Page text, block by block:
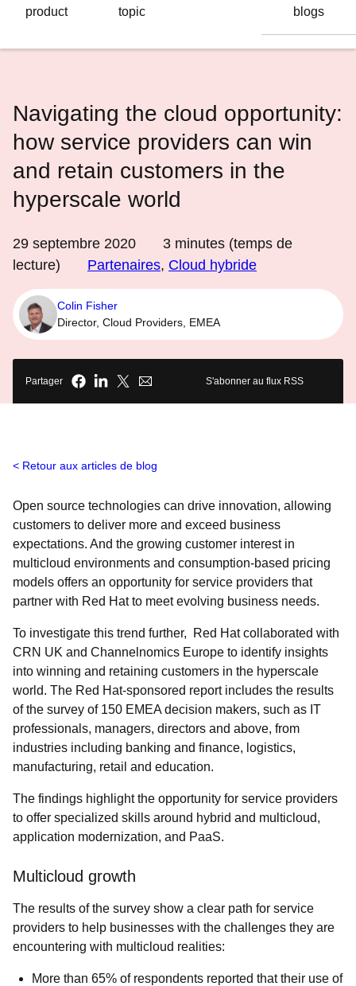
product
topic
blogs
Navigating the cloud opportunity:
how service providers can win
and retain customers in the
hyperscale world
29 septembre 2020 3 minutes (temps de
lecture)
Partenaires, Cloud hybride
Colin Fisher
Director, Cloud Providers, EMEA
Partager S'abonner au flux RSS
Retour aux articles de blog
Open source technologies can drive innovation, allowing
customers to deliver more and exceed business
expectations. And the growing customer interest in
multicloud environments and consumption-based pricing
models offers an opportunity for service providers that
partner with Red Hat to meet evolving business needs.
To investigate this trend further, Red Hat collaborated with
CRN UK and Channelnomics Europe to identify insights
into winning and retaining customers in the hyperscale
world. The Red Hat-sponsored report includes the results
of the survey of 150 EMEA decision makers, such as IT
professionals, managers, directors and above, from
industries including banking and finance, logistics,
manufacturing, retail and education.
The findings highlight the opportunity for service providers
to offer specialized skills around hybrid and multicloud,
application modernization, and PaaS.
Multicloud growth
The results of the survey show a clear path for service
providers to help businesses with the challenges they are
encountering with multicloud realities:
More than 65% of respondents reported that their use of